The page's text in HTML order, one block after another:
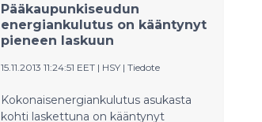
valtio toteuttavat nämä asettamansa
tavoitteet 12 vuodessa. HSL:n hallitus
lähetti suunnitelman luonnoksen
omalta osaltaan lausuntokierrokselle
Pääkaupunkiseudun
energiankulutus on kääntynyt
pieneen laskuun
15.11.2013 11:24:51 EET | HSY | Tiedote
Kokonaisenergiankulutus asukasta
kohti laskettuna on kääntynyt